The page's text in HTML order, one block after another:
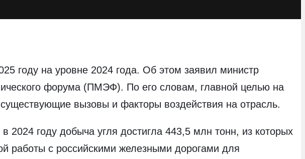
году на уровне 2024 года. Об этом заявил министр
форума (ПМЭФ). По его словам, главной целью на
вызовы и факторы воздействия на отрасль.
году добыча угля достигла 443,5 млн тонн, из которых
работы с российскими железными дорогами для